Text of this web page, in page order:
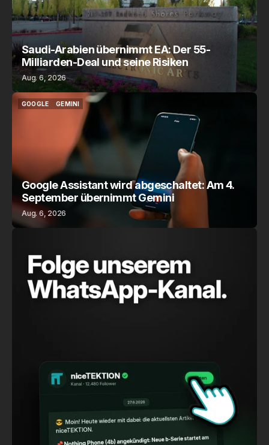
Saudi-Arabien übernimmt EA: Der 55-
Milliarden-Deal und seine Risiken
Aug. 6, 2026
GOOGLE
GEMINI
Google Assistant wird abgeschaltet: Am 4.
September übernimmt Gemini
Aug. 6, 2026